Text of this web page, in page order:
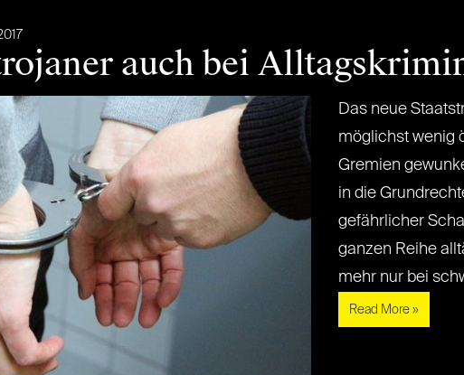
auch bei
Das neue
möglichst wenig
Gremien
in die
gefährlicher
ganzen Reihe
mehr nur bei
Read More »